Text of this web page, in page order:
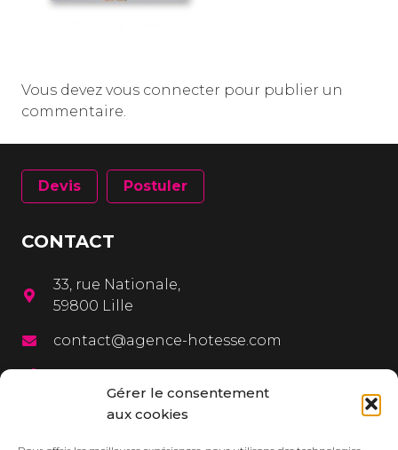
Gérer le consentement
aux cookies
Vous devez vous connecter pour publier un
commentaire.
Devis Postuler
CONTACT
33, rue Nationale,
59800 Lille
contact@agence-hotesse.com
03 20 12 72 65
06 67 92 99 72